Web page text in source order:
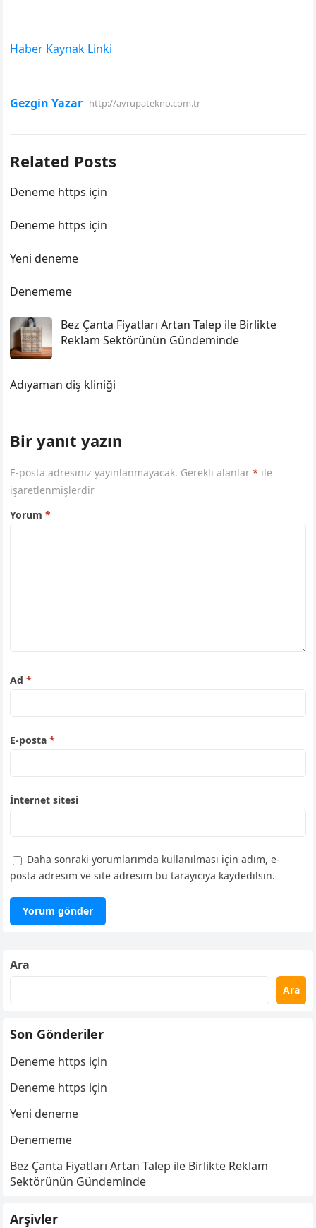
Haber Kaynak Linki
Gezgin Yazar http://avrupatekno.com.tr
Related Posts
Deneme https için
Deneme https için
Yeni deneme
Denememe
Bez Çanta Fiyatları Artan Talep ile Birlikte
Reklam Sektörünün Gündeminde
Adıyaman diş kliniği
Bir yanıt yazın
E-posta adresiniz yayınlanmayacak. Gerekli alanlar* ile
işaretlenmişlerdir
Yorum*
Ad*
E-posta*
İnternet sitesi
Daha sonraki yorumlarımda kullanılması için adım, e-
posta adresim ve site adresim bu tarayıcıya kaydedilsin.
Ara
Ara
Son Gönderiler
Deneme https için
Deneme https için
Yeni deneme
Denememe
Bez Çanta Fiyatları Artan Talep ile Birlikte Reklam
Sektörünün Gündeminde
Arşivler